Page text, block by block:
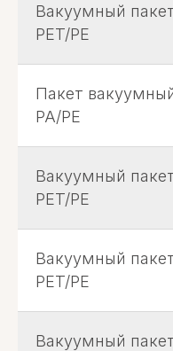
Вакуумный
PET/PE
Пакет
PA/PE
Вакуумный
PET/PE
Вакуумный
PET/PE
Вакуумный